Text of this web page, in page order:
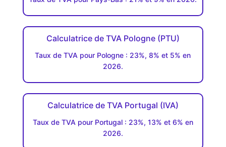
Calculatrice de TVA Pologne (PTU)
Taux de TVA pour Pologne : 23%, 8% et 5% en
2026.
Calculatrice de TVA Portugal (IVA)
Taux de TVA pour Portugal : 23%, 13% et 6% en
2026.